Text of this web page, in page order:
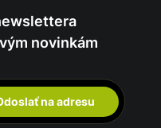
novinkám
na adresu